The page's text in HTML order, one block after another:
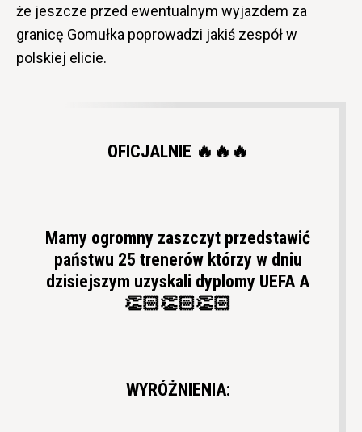
że jeszcze przed ewentualnym wyjazdem za
granicę Gomułka poprowadzi jakiś zespół w
polskiej elicie.
OFICJALNIE 🔥🔥🔥
Mamy ogromny zaszczyt przedstawić
państwu 25 trenerów którzy w dniu
dzisiejszym uzyskali dyplomy UEFA A
👏🏻👏🏻👏🏻
WYRÓŻNIENIA: